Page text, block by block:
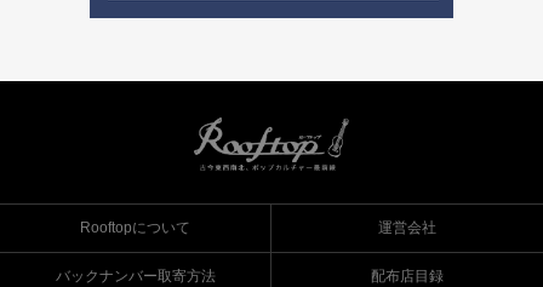
Rooftopについて 運営会社
バックナンバー取寄方法 配布店目録